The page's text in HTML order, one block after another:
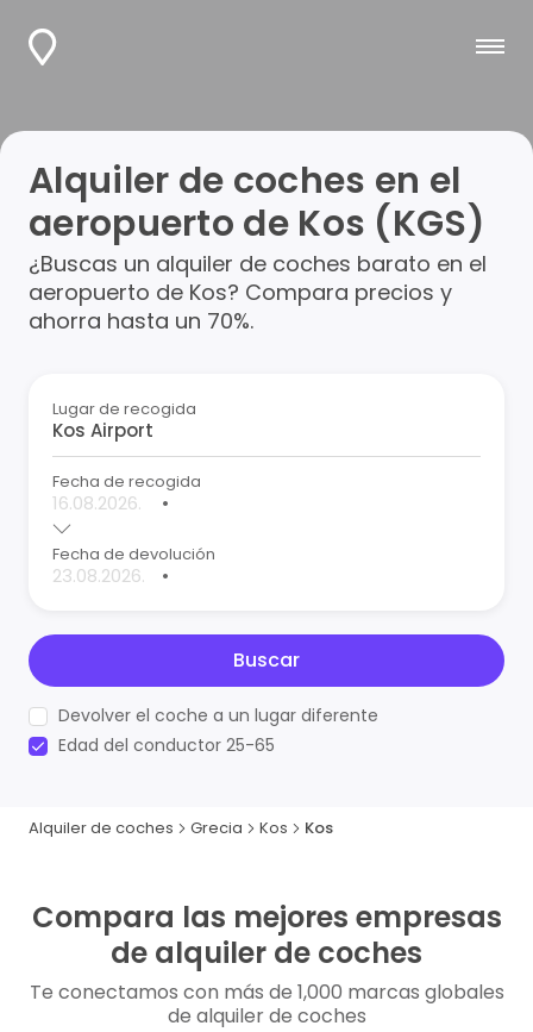
Alquiler de coches en el
aeropuerto de Kos (KGS)
¿Buscas un alquiler de coches barato en el
aeropuerto de Kos? Compara precios y
ahorra hasta un 70%.
Lugar de recogida
Fecha de recogida
•
Fecha de devolución
•
Buscar
Devolver el coche a un lugar diferente
Edad del conductor 25-65
Alquiler de coches Grecia Kos Kos
Compara las mejores empresas
de alquiler de coches
Te conectamos con más de 1,000 marcas globales
de alquiler de coches